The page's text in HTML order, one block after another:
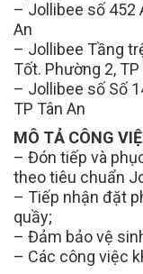
– Jollibee số 452
An
– Jollibee Tầng
Tốt. Phường 2, TP
– Jollibee số Số
TP Tân An
MÔ TẢ CÔNG
– Đón tiếp và
theo tiêu chuẩn
– Tiếp nhận đặt
quầy;
– Đảm bảo vệ
– Các công việc